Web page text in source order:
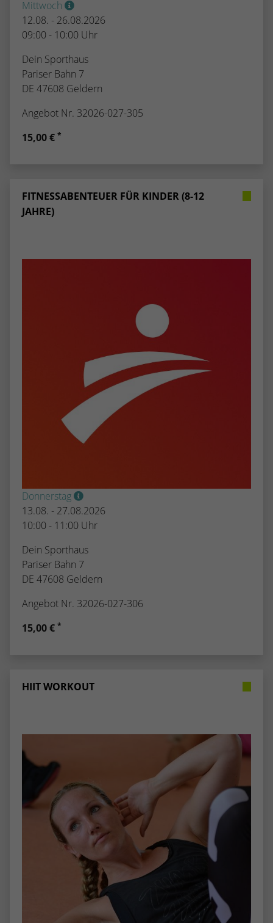
Mittwoch
12.08. - 26.08.2026
09:00 - 10:00 Uhr
Dein Sporthaus
Pariser Bahn 7
DE 47608 Geldern
Angebot Nr. 32026-027-305
15,00 € *
FITNESSABENTEUER FÜR KINDER (8-12
JAHRE)
Donnerstag
13.08. - 27.08.2026
10:00 - 11:00 Uhr
Dein Sporthaus
Pariser Bahn 7
DE 47608 Geldern
Angebot Nr. 32026-027-306
15,00 € *
HIIT WORKOUT